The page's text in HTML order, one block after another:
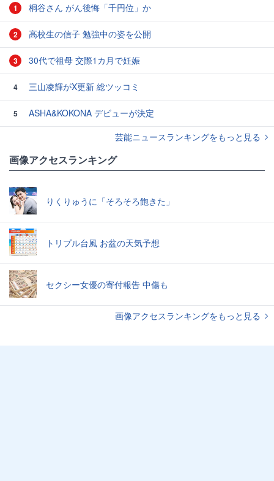
1 桐谷さん がん後悔「千円位」か
2 高校生の信子 勉強中の姿を公開
3 30代で祖母 交際1カ月で妊娠
4 三山凌輝がX更新 総ツッコミ
5
ASHA&KOKONA デビューが決定
芸能ニュースランキングをもっと見る
画像アクセスランキング
りくりゅうに「そろそろ飽きた」
トリプル台風 お盆の天気予想
セクシー女優の寄付報告 中傷も
画像アクセスランキングをもっと見る